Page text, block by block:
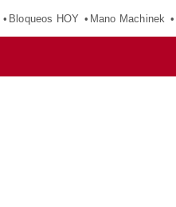
Bloqueos HOY Mano Machinek